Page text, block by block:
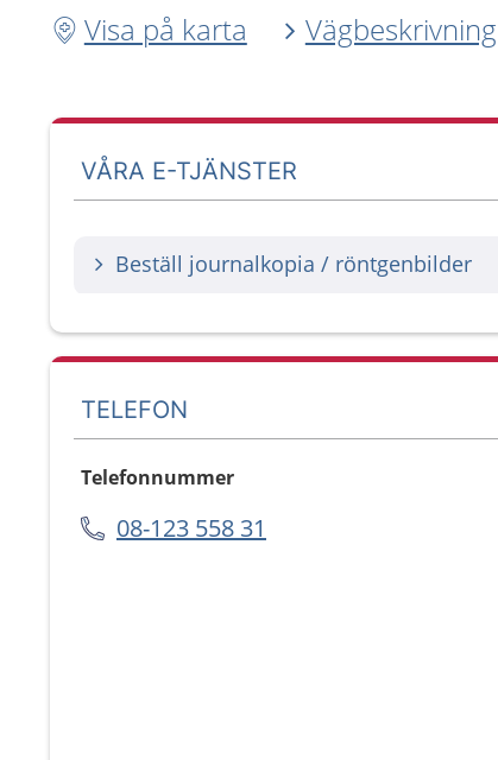
Visa på karta
Vägbeskrivning
VÅRA E-TJÄNSTER
Beställ journalkopia / röntgenbilder
TELEFON
Telefonnummer
08-123 558 31